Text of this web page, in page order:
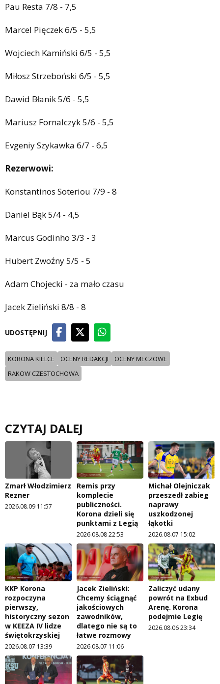
Pau Resta 7/8 - 7,5
Marcel Pięczek 6/5 - 5,5
Wojciech Kamiński 6/5 - 5,5
Miłosz Strzeboński 6/5 - 5,5
Dawid Błanik 5/6 - 5,5
Mariusz Fornalczyk 5/6 - 5,5
Evgeniy Szykawka 6/7 - 6,5
Rezerwowi:
Konstantinos Soteriou 7/9 - 8
Daniel Bąk 5/4 - 4,5
Marcus Godinho 3/3 - 3
Hubert Zwoźny 5/5 - 5
Adam Chojecki - za mało czasu
Jacek Zieliński 8/8 - 8
UDOSTĘPNIJ
KORONA KIELCE OCENY REDAKCJI
OCENY MECZOWE
RAKOW CZESTOCHOWA
CZYTAJ DALEJ
Zmarł Włodzimierz
Rezner
2026.08.09 11:57
Remis przy
komplecie
publiczności.
Korona dzieli się
punktami z Legią
2026.08.08 22:53
Michał Olejniczak
przeszedł zabieg
naprawy
uszkodzonej
łąkotki
2026.08.07 15:02
KKP Korona
rozpoczyna
pierwszy,
historyczny sezon
w KEEZA IV lidze
świętokrzyskiej
2026.08.07 13:39
Jacek Zieliński:
Chcemy ściągnąć
jakościowych
zawodników,
dlatego nie są to
łatwe rozmowy
2026.08.07 11:06
Zaliczyć udany
powrót na Exbud
Arenę. Korona
podejmie Legię
2026.08.06 23:34